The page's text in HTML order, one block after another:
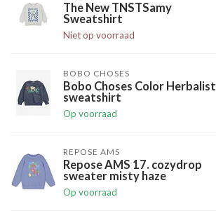
The New TNSTSamy
Sweatshirt
Niet op voorraad
BOBO CHOSES
Bobo Choses Color Herbalist
sweatshirt
Op voorraad
REPOSE AMS
Repose AMS 17. cozydrop
sweater misty haze
Op voorraad